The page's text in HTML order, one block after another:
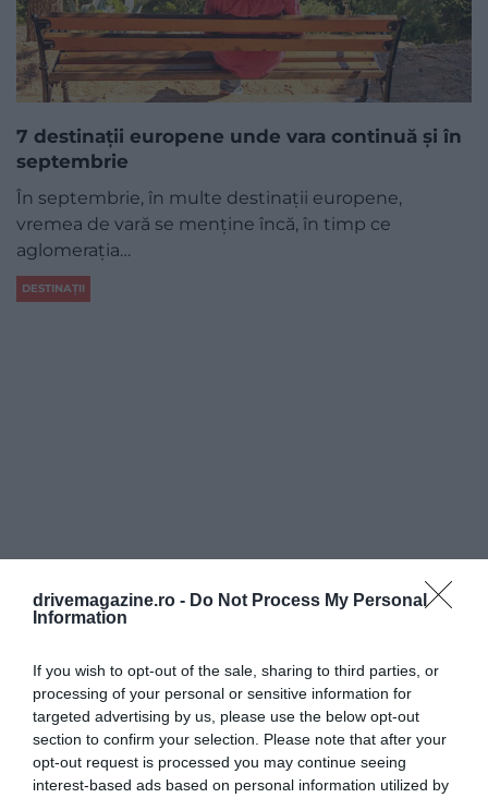
drivemagazine.ro - Do Not Process My Personal
Information
If you wish to opt-out of the sale, sharing to third parties, or
processing of your personal or sensitive information for
targeted advertising by us, please use the below opt-out
section to confirm your selection. Please note that after your
opt-out request is processed you may continue seeing
interest-based ads based on personal information utilized by
7 destinații europene unde vara continuă și în
septembrie
În septembrie, în multe destinații europene,
vremea de vară se menține încă, în timp ce
aglomerația…
DESTINAȚII